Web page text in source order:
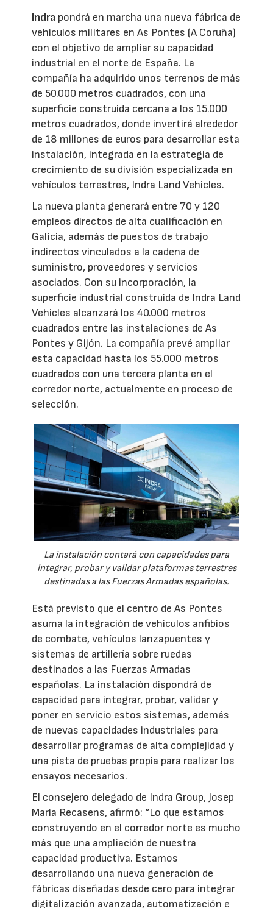
Indra pondrá en marcha una nueva fábrica de
vehículos militares en As Pontes (A Coruña)
con el objetivo de ampliar su capacidad
industrial en el norte de España. La
compañía ha adquirido unos terrenos de más
de 50.000 metros cuadrados, con una
superficie construida cercana a los 15.000
metros cuadrados, donde invertirá alrededor
de 18 millones de euros para desarrollar esta
instalación, integrada en la estrategia de
crecimiento de su división especializada en
vehículos terrestres, Indra Land Vehicles.
La nueva planta generará entre 70 y 120
empleos directos de alta cualificación en
Galicia, además de puestos de trabajo
indirectos vinculados a la cadena de
suministro, proveedores y servicios
asociados. Con su incorporación, la
superficie industrial construida de Indra Land
Vehicles alcanzará los 40.000 metros
cuadrados entre las instalaciones de As
Pontes y Gijón. La compañía prevé ampliar
esta capacidad hasta los 55.000 metros
cuadrados con una tercera planta en el
corredor norte, actualmente en proceso de
selección.
La instalación contará con capacidades para
integrar, probar y validar plataformas terrestres
destinadas a las Fuerzas Armadas españolas.
Está previsto que el centro de As Pontes
asuma la integración de vehículos anfibios
de combate, vehículos lanzapuentes y
sistemas de artillería sobre ruedas
destinados a las Fuerzas Armadas
españolas. La instalación dispondrá de
capacidad para integrar, probar, validar y
poner en servicio estos sistemas, además
de nuevas capacidades industriales para
desarrollar programas de alta complejidad y
una pista de pruebas propia para realizar los
ensayos necesarios.
El consejero delegado de Indra Group, Josep
María Recasens, afirmó: “Lo que estamos
construyendo en el corredor norte es mucho
más que una ampliación de nuestra
capacidad productiva. Estamos
desarrollando una nueva generación de
fábricas diseñadas desde cero para integrar
digitalización avanzada, automatización e